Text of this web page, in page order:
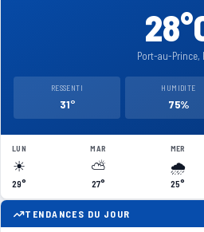
Port-au-Prince,
RESSENTI
31°
HUMIDITE
75%
LUN
☀
29°
MAR
⛅
27°
MER
🌧
25°
TENDANCES DU JOUR